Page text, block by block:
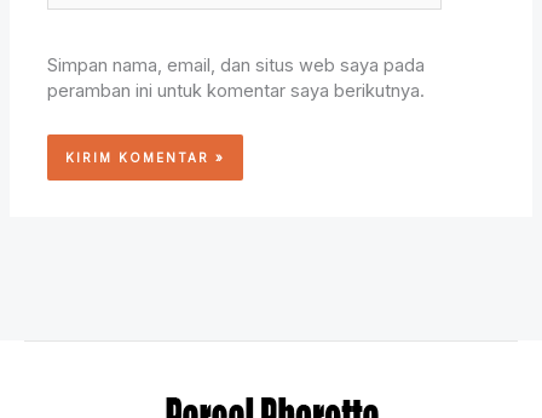
Simpan nama, email, dan situs web saya pada
peramban ini untuk komentar saya berikutnya.